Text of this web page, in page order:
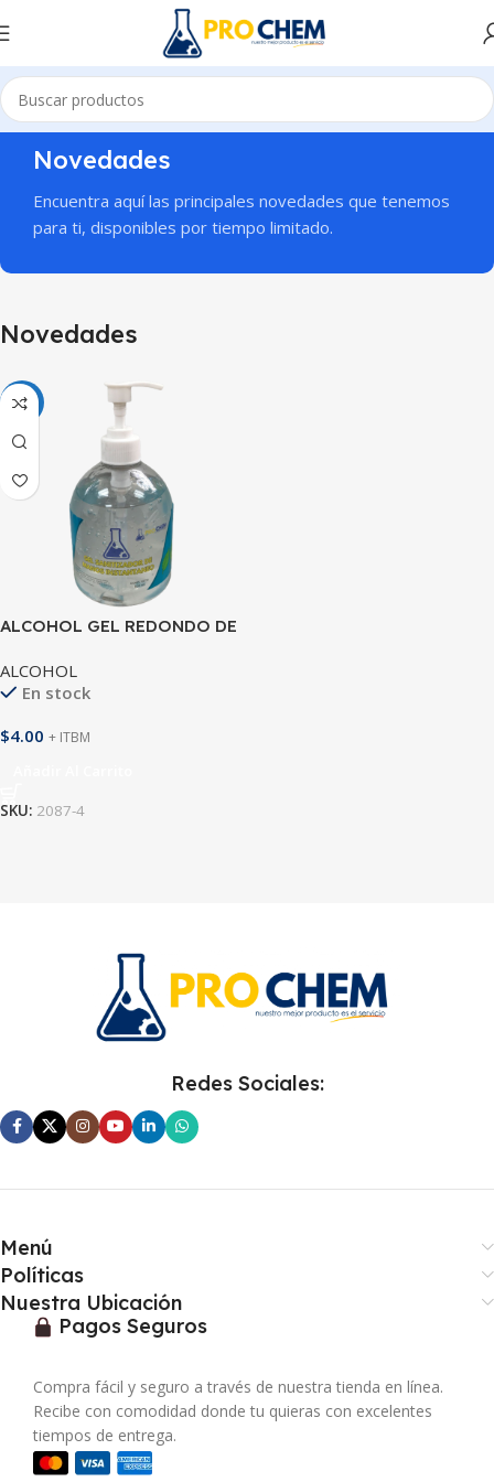
Novedades
Encuentra aquí las principales novedades que tenemos
para ti, disponibles por tiempo limitado.
Novedades
NEW
ALCOHOL GEL REDONDO DE
ALCOHOL
En stock
$4.00 + ITBM
SKU: 2087-4
Redes Sociales:
Menú
Políticas
Nuestra Ubicación
Pagos Seguros
Compra fácil y seguro a través de nuestra tienda en línea.
Recibe con comodidad donde tu quieras con excelentes
tiempos de entrega.